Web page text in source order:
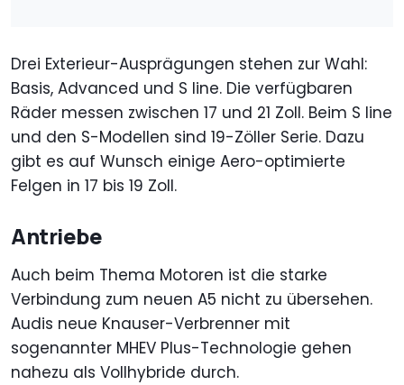
Drei Exterieur-Ausprägungen stehen zur Wahl:
Basis, Advanced und S line. Die verfügbaren
Räder messen zwischen 17 und 21 Zoll. Beim S line
und den S-Modellen sind 19-Zöller Serie. Dazu
gibt es auf Wunsch einige Aero-optimierte
Felgen in 17 bis 19 Zoll.
Antriebe
Auch beim Thema Motoren ist die starke
Verbindung zum neuen A5 nicht zu übersehen.
Audis neue Knauser-Verbrenner mit
sogenannter MHEV Plus-Technologie gehen
nahezu als Vollhybride durch.